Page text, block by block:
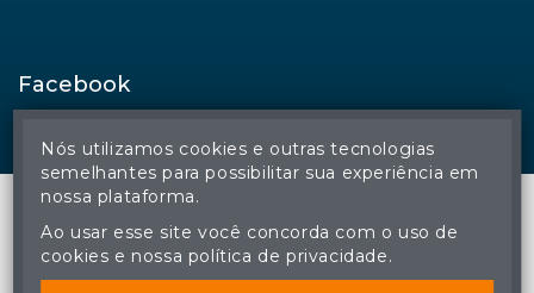
Facebook
© Regina Aude Leilões - Todos os direitos reservados
A cópia ou reprodução não autorizada do conteúdo deste site
Nós utilizamos cookies e outras tecnologias
semelhantes para possibilitar sua experiência em
nossa plataforma.
Ao usar esse site você concorda com o uso de
cookies e nossa política de privacidade.